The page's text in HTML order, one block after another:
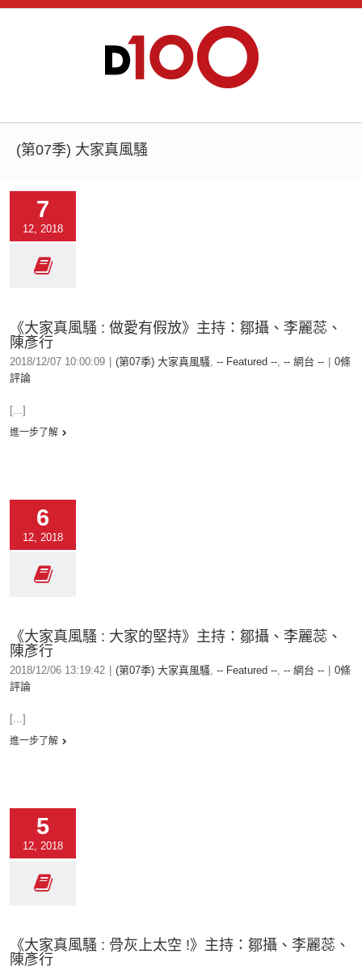
(第07季) 大家真風騷
7
12, 2018
《大家真風騷 : 做愛有假放》主持：鄒攝、李麗蕊、
陳彥行
2018/12/07 10:00:09 (第07季) 大家真風騷, -- Featured --, -- 網台 --
0條
評論
[...]
進一步了解
6
12, 2018
《大家真風騷 : 大家的堅持》主持：鄒攝、李麗蕊、
陳彥行
2018/12/06 13:19:42 (第07季) 大家真風騷, -- Featured --, -- 網台 --
0條
評論
[...]
進一步了解
5
12, 2018
《大家真風騷 : 骨灰上太空 !》主持：鄒攝、李麗蕊、
陳彥行